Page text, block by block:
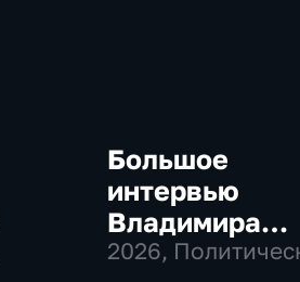
Большое
интервью
Владимира
Соловьева
2026,